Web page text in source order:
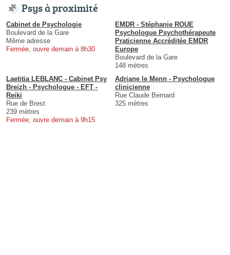
Psys à proximité
Cabinet de Psychologie
Boulevard de la Gare
Même adresse
Fermée, ouvre demain à 8h30
EMDR - Stéphanie ROUE
Psychologue Psychothérapeute
Praticienne Accréditée EMDR
Europe
Boulevard de la Gare
148 mètres
Laetitia LEBLANC - Cabinet Psy
Breizh - Psychologue - EFT -
Reiki
Rue de Brest
239 mètres
Fermée, ouvre demain à 9h15
Adriane le Menn - Psychologue
clinicienne
Rue Claude Bernard
325 mètres